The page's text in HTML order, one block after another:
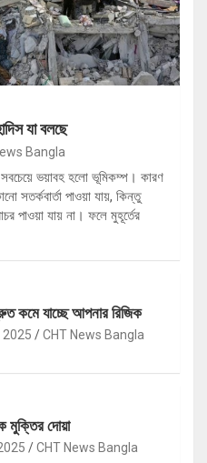
যা বলছে
Bangla
ভয়াবহ হলো ভূমিকম্প। কারণ
সতর্কবার্তা পাওয়া যায়, কিন্তু
পাওয়া যায় না। ফলে মুহূর্তের
কমে যাচ্ছে আপনার রিজিক
2025 CHT News Bangla
মুক্তির দোয়া
CHT News Bangla